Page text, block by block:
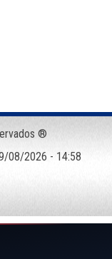
®
08/2026 - 14:58